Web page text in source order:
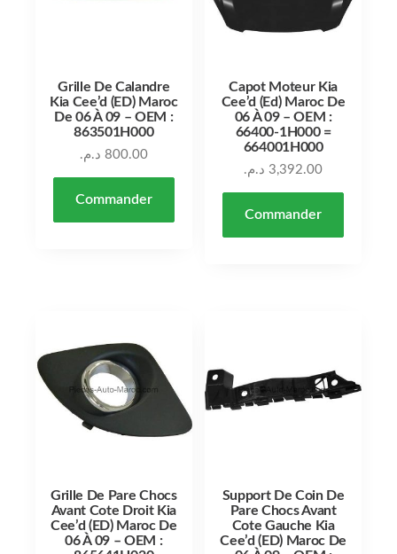
Grille De Calandre
Kia Cee’d (ED) Maroc
De 06 À 09 – OEM :
863501H000
800.00 د.م.
Commander
Capot Moteur Kia
Cee’d (Ed) Maroc De
06 À 09 – OEM :
66400-1H000 =
664001H000
3,392.00 د.م.
Commander
Grille De Pare Chocs
Avant Cote Droit Kia
Cee’d (ED) Maroc De
06 À 09 – OEM :
Support De Coin De
Pare Chocs Avant
Cote Gauche Kia
Cee’d (ED) Maroc De